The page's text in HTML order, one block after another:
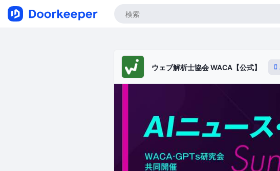
ウェブ解析士協会 WACA【公式】